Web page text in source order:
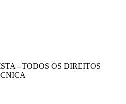
- TODOS OS DIREITOS